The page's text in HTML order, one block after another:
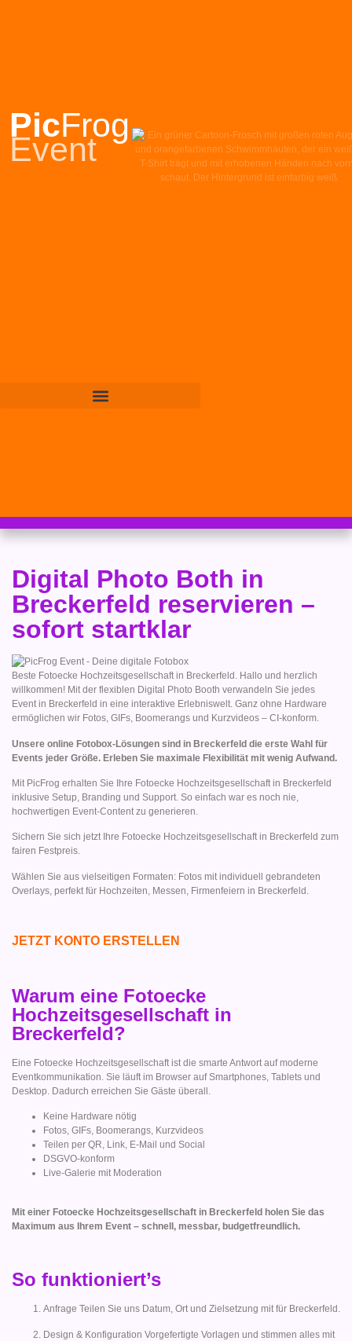
PicFrog
Event
Digital Photo Both in
Breckerfeld reservieren –
sofort startklar
Beste Fotoecke Hochzeitsgesellschaft in Breckerfeld. Hallo und herzlich
willkommen! Mit der flexiblen Digital Photo Booth verwandeln Sie jedes
Event in Breckerfeld in eine interaktive Erlebniswelt. Ganz ohne Hardware
ermöglichen wir Fotos, GIFs, Boomerangs und Kurzvideos – CI-konform.
Unsere online Fotobox-Lösungen sind in Breckerfeld die erste Wahl für
Events jeder Größe. Erleben Sie maximale Flexibilität mit wenig Aufwand.
Mit PicFrog erhalten Sie Ihre Fotoecke Hochzeitsgesellschaft in Breckerfeld
inklusive Setup, Branding und Support. So einfach war es noch nie,
hochwertigen Event-Content zu generieren.
Sichern Sie sich jetzt Ihre Fotoecke Hochzeitsgesellschaft in Breckerfeld zum
fairen Festpreis.
Wählen Sie aus vielseitigen Formaten: Fotos mit individuell gebrandeten
Overlays, perfekt für Hochzeiten, Messen, Firmenfeiern in Breckerfeld.
JETZT KONTO ERSTELLEN
Warum eine Fotoecke
Hochzeitsgesellschaft in
Breckerfeld?
Eine Fotoecke Hochzeitsgesellschaft ist die smarte Antwort auf moderne
Eventkommunikation. Sie läuft im Browser auf Smartphones, Tablets und
Desktop. Dadurch erreichen Sie Gäste überall.
Keine Hardware nötig
Fotos, GIFs, Boomerangs, Kurzvideos
Teilen per QR, Link, E-Mail und Social
DSGVO-konform
Live-Galerie mit Moderation
Mit einer Fotoecke Hochzeitsgesellschaft in Breckerfeld holen Sie das
Maximum aus Ihrem Event – schnell, messbar, budgetfreundlich.
So funktioniert’s
Anfrage Teilen Sie uns Datum, Ort und Zielsetzung mit für Breckerfeld.
Design & Konfiguration Vorgefertigte Vorlagen und stimmen alles mit